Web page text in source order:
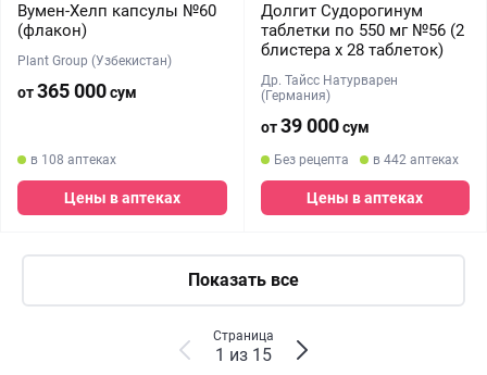
Вумен-Хелп капсулы №60
(флакон)
Plant Group (Узбекистан)
от365 000сум
в 108 аптеках
Цены в аптеках
Долгит Судорогинум
таблетки по 550 мг №56 (2
блистера х 28 таблеток)
Др. Тайсс Натурварен
(Германия)
от39 000сум
Без рецепта в 442 аптеках
Цены в аптеках
Показать все
Страница
1 из 15